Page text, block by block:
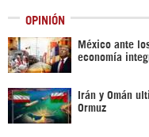
OPINIÓN
México ante
economía
Irán y Omán
Ormuz